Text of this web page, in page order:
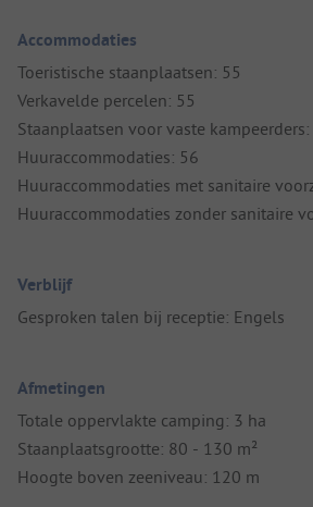
Accommodaties
Toeristische staanplaatsen: 55
Verkavelde percelen: 55
Staanplaatsen voor vaste kampeerders:
Huuraccommodaties: 56
Huuraccommodaties met sanitaire
Huuraccommodaties zonder sanitaire
Verblijf
Gesproken talen bij receptie: Engels
Afmetingen
Totale oppervlakte camping: 3 ha
Staanplaatsgrootte: 80 - 130 m²
Hoogte boven zeeniveau: 120 m